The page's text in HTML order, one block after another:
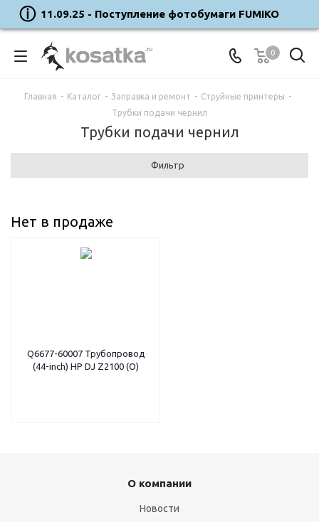
11.09.25 - Поступление фотобумаги FUMIKO
0
Главная - Каталог - Заправка и ремонт - Струйные принтеры -
Трубки подачи чернил
Трубки подачи чернил
Фильтр
Нет в продаже
Q6677-60007 Трубопровод
(44-inch) HP DJ Z2100 (O)
О компании
Новости